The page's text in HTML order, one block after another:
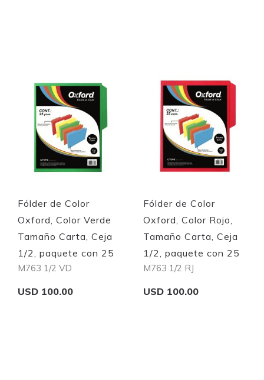
Quickview Quickview
Fólder de Color
Oxford, Color Verde
Tamaño Carta, Ceja
1/2, paquete con 25
M763 1/2 VD
USD 100.00
Fólder de Color
Oxford, Color Rojo,
Tamaño Carta, Ceja
1/2, paquete con 25
M763 1/2 RJ
USD 100.00